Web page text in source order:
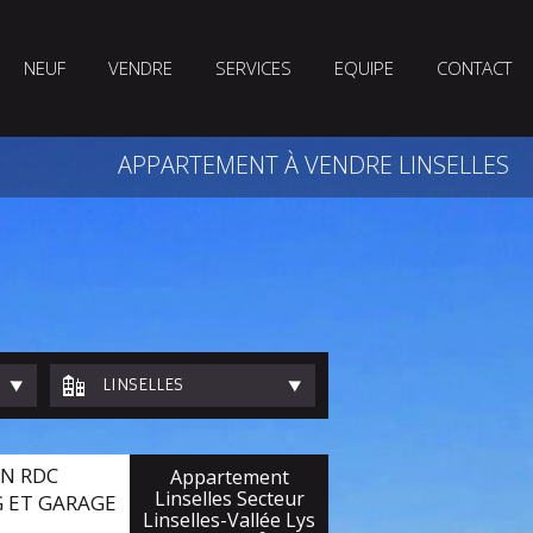
NEUF VENDRE SERVICES EQUIPE CONTACT
APPARTEMENT À VENDRE LINSELLES
LINSELLES
RDC
ET GARAGE
Appartement
Linselles Secteur
Linselles-Vallée Lys